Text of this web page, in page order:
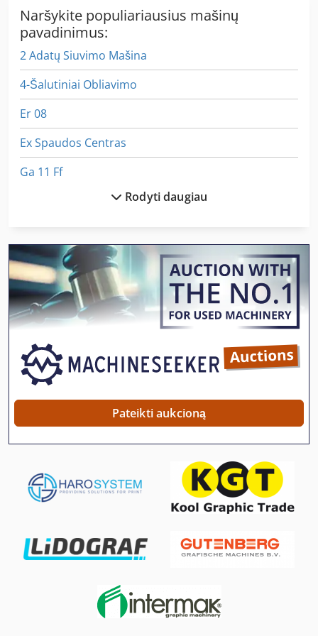
Naršykite populiariausius mašinų
pavadinimus:
2 Adatų Siuvimo Mašina
4-Šalutiniai Obliavimo
Er 08
Ex Spaudos Centras
Ga 11 Ff
Idx 23
Itin Profesionalus 08 Rato Krautuvas Etapo Jis Su
Kaip Susisiekti Su Mašina
Kaip Susisiekti Su Šlifavimo Staklės
Knc 8
Meh 5 2 1 8 B
Sbs 8 70
Smėlis Sprogimo Spintelė 990
Stalo Žirklės 8 Mm
Rodyti daugiau
Pateikti aukcioną